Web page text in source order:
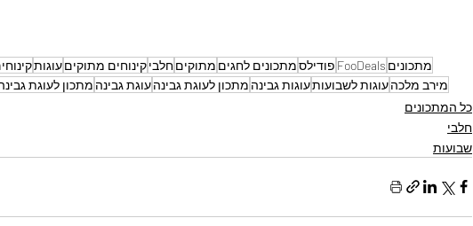
מתכונים FooDeals פודילסמתכונים לחגים מתוקיםחלביקינוחים מתוקיםעוגות
מירב מלכהעוגות לשבועותעוגות גבינה מתכון לעוגת גבינהעוגת גבינה מתכון לעוגת
כל המתכונים
חלבי
שבועות